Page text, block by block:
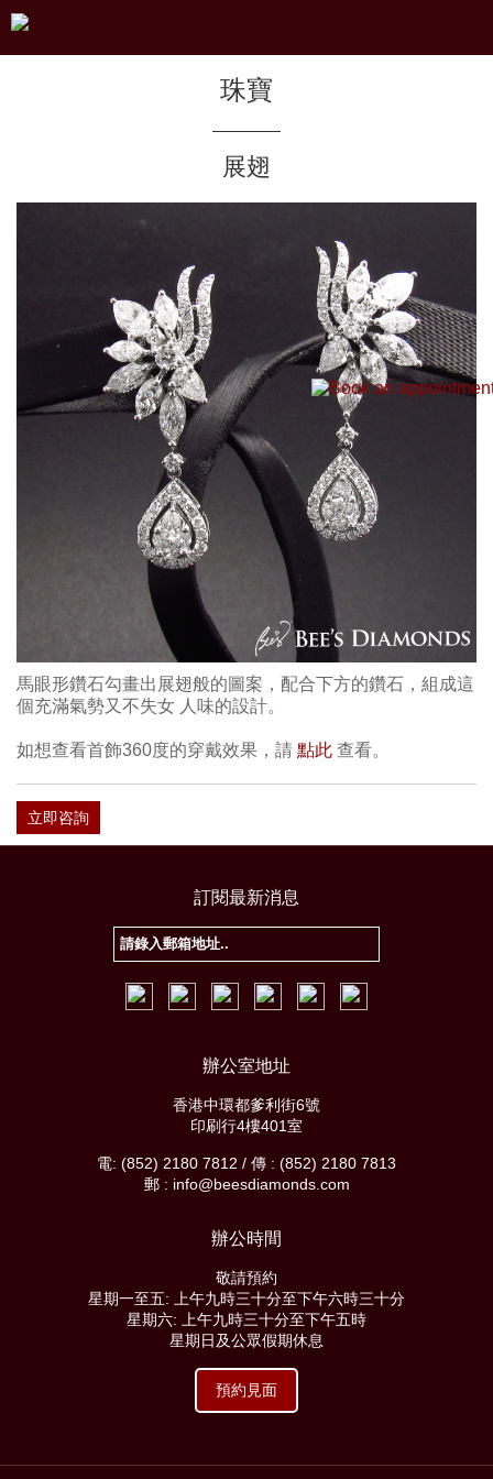
珠寶
展翅
馬眼形鑽石勾畫出展翅般的圖案，配合下方的鑽石，組成這
個充滿氣勢又不失女 人味的設計。
如想查看首飾360度的穿戴效果，請 點此 查看。
立即咨詢
訂閱最新消息
辦公室地址
香港中環都爹利街6號
印刷行4樓401室
電: (852) 2180 7812 / 傳 : (852) 2180 7813
郵 : info@beesdiamonds.com
辦公時間
敬請預約
星期一至五: 上午九時三十分至下午六時三十分
星期六: 上午九時三十分至下午五時
星期日及公眾假期休息
預約見面